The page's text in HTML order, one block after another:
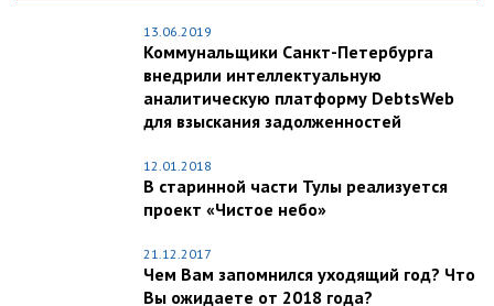
13.06.2019
Коммунальщики Санкт-Петербурга
внедрили интеллектуальную
аналитическую платформу DebtsWeb
для взыскания задолженностей
12.01.2018
В старинной части Тулы реализуется
проект «Чистое небо»
21.12.2017
Чем Вам запомнился уходящий год? Что
Вы ожидаете от 2018 года?